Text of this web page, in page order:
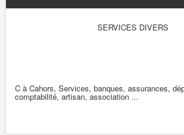
SERVICES DIVERS
C à Cahors, Services, banques, assurances,
comptabilité, artisan, association ...